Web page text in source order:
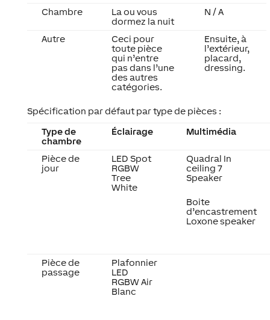
Chambre
La ou vous
dormez la nuit
N / A
Autre
Ceci pour
toute pièce
qui n’entre
pas dans l’une
des autres
catégories.
Ensuite, à
l’extérieur,
placard,
dressing.
Spécification par défaut par type de pièces :
Type de
chambre
Éclairage Multimédia
Pièce de
jour
LED Spot
RGBW
Tree
White
Quadral In
ceiling 7
Speaker
Boite
d’encastrement
Loxone speaker
Pièce de
passage
Plafonnier
LED
RGBW Air
Blanc